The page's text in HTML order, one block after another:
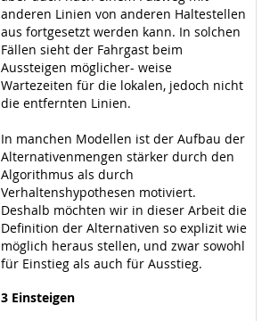
anderen Linien von anderen Haltestellen
aus fortgesetzt werden kann. In solchen
Fällen sieht der Fahrgast beim
Aussteigen möglicher- weise
Wartezeiten für die lokalen, jedoch nicht
die entfernten Linien.
In manchen Modellen ist der Aufbau der
Alternativenmengen stärker durch den
Algorithmus als durch
Verhaltenshypothesen motiviert.
Deshalb möchten wir in dieser Arbeit die
Definition der Alternativen so explizit wie
möglich heraus stellen, und zwar sowohl
für Einstieg als auch für Ausstieg.
3 Einsteigen